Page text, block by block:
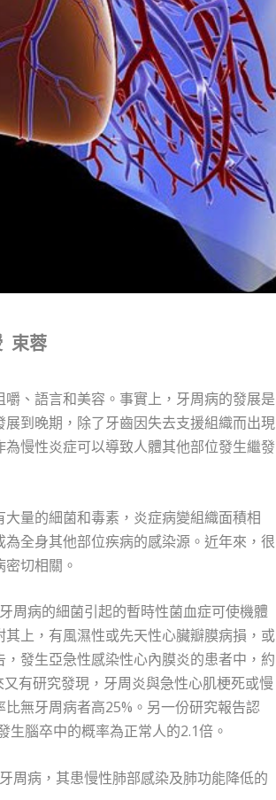
束蓉
、語言和美容。事實上，牙周病的發展是
到晚期，除了牙齒因失去支援組織而出現
慢性炎症可以導致人體其他部位發生繼發
量的細菌和毒素，炎症病變組織面積相
全身其他部位疾病的感染源。近年來，很
切相關。
周病的細菌引起的暫時性菌血症可使機體
上，有風濕性或先天性心臟瓣膜病損，或
發生亞急性感染性心內膜炎的患者中，約
有研究發現，牙周炎與急性心肌梗死或慢
無牙周病者高25%。另一份研究報告認
腦卒中的概率為正常人的2.1倍。
周病，其患慢性肺部感染及肺功能降低的